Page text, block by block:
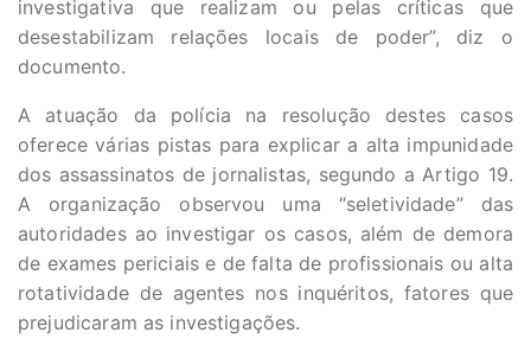
investigativa que realizam ou pelas críticas que
desestabilizam relações locais de poder”, diz o
documento.
A atuação da polícia na resolução destes casos
oferece várias pistas para explicar a alta impunidade
dos assassinatos de jornalistas, segundo a Artigo 19.
A organização observou uma “seletividade” das
autoridades ao investigar os casos, além de demora
de exames periciais e de falta de profissionais ou alta
rotatividade de agentes nos inquéritos, fatores que
prejudicaram as investigações.